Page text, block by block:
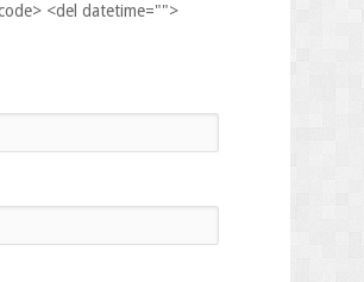
<del datetime="">